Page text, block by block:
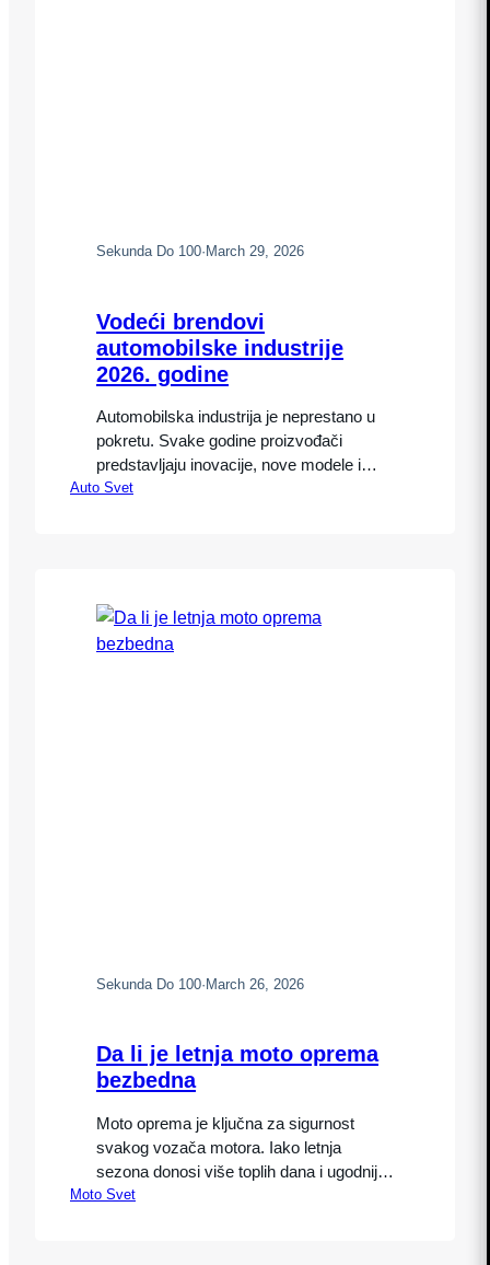
Sekunda Do 100· March 29, 2026
Vodeći brendovi
automobilske industrije
2026. godine
Automobilska industrija je neprestano u
pokretu. Svake godine proizvođači
predstavljaju inovacije, nove modele i
tehnologije koje menjaju način vožnje.
prate ove promene, jer brendovi ne nude
samo vozila, već iskustvo i stil života.
Godina 2026. donosi nova…
Auto Svet
Sekunda Do 100· March 26, 2026
Da li je letnja moto oprema
bezbedna
Moto oprema je ključna za sigurnost
svakog vozača motora. Iako letnja
sezona donosi više toplih dana i ugodnijih
uslova za vožnju, pitanje ostaje: da li je
Moto Svet